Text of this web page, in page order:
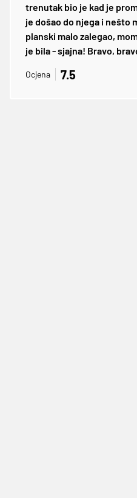
trenutak bio je kad je
je došao do njega i nešto
planski malo zalegao,
je bila - sjajna! Bravo,
Ocjena 7.5